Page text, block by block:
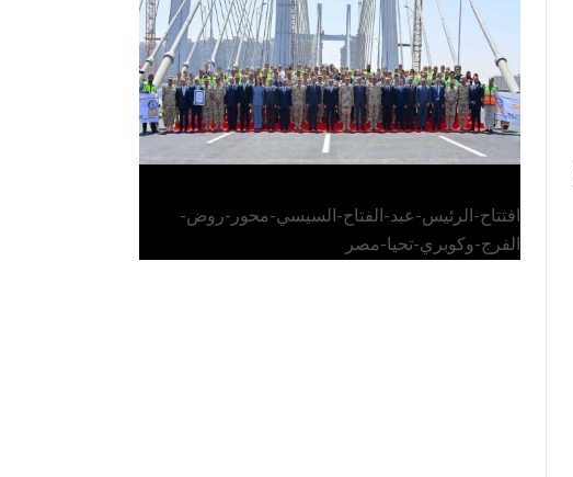
الفرج وكوبري تحيا مصر
افتتاح-الرئيس-عبد-الفتاح-السيسي-محور-روض-
الفرج-وكوبري-تحيا-مصر